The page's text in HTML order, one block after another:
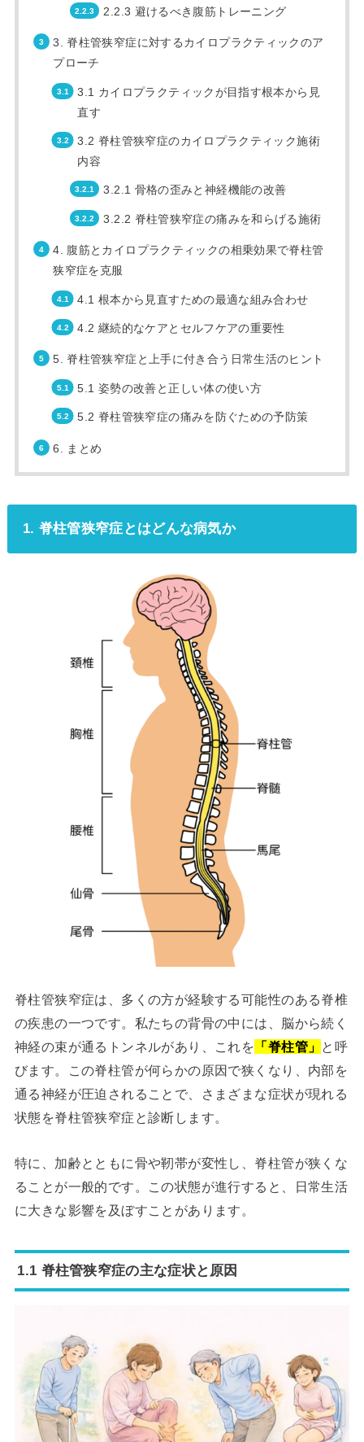
2.2.3 避けるべき腹筋トレーニング
3. 脊柱管狭窄症に対するカイロプラクティックのア
プローチ
3.1 カイロプラクティックが目指す根本から見
直す
3.2 脊柱管狭窄症のカイロプラクティック施術
内容
3.2.1 骨格の歪みと神経機能の改善
3.2.2 脊柱管狭窄症の痛みを和らげる施術
4. 腹筋とカイロプラクティックの相乗効果で脊柱管
狭窄症を克服
4.1 根本から見直すための最適な組み合わせ
4.2 継続的なケアとセルフケアの重要性
5. 脊柱管狭窄症と上手に付き合う日常生活のヒント
5.1 姿勢の改善と正しい体の使い方
5.2 脊柱管狭窄症の痛みを防ぐための予防策
6. まとめ
1. 脊柱管狭窄症とはどんな病気か
脊柱管狭窄症は、多くの方が経験する可能性のある脊椎
の疾患の一つです。私たちの背骨の中には、脳から続く
神経の束が通るトンネルがあり、これを 「脊柱管」 と呼
びます。この脊柱管が何らかの原因で狭くなり、内部を
通る神経が圧迫されることで、さまざまな症状が現れる
状態を脊柱管狭窄症と診断します。
特に、加齢とともに骨や靭帯が変性し、脊柱管が狭くな
ることが一般的です。この状態が進行すると、日常生活
に大きな影響を及ぼすことがあります。
1.1 脊柱管狭窄症の主な症状と原因